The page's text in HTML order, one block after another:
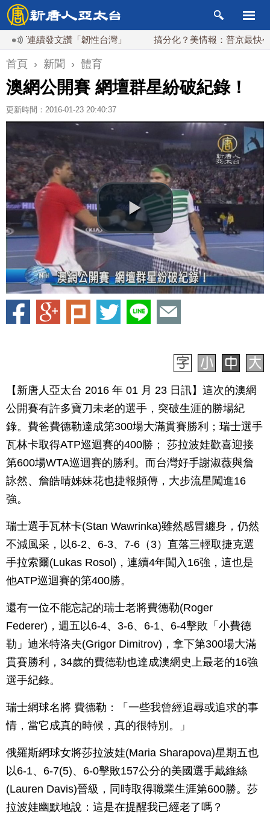
續發文讚「韌性台灣」 搞分化？美情報：普京最快今秋 試
首頁 › 新聞 › 體育
澳網公開賽 網壇群星紛破紀錄！
更新時間：2016-01-23 20:40:37
【新唐人亞太台 2016 年 01 月 23 日訊】這次的澳網
公開賽有許多寶刀未老的選手，突破生涯的勝場紀
錄。費爸費德勒達成第300場大滿貫賽勝利；瑞士選手
瓦林卡取得ATP巡迴賽的400勝； 莎拉波娃歡喜迎接
第600場WTA巡迴賽的勝利。而台灣好手謝淑薇與詹
詠然、詹皓晴姊妹花也捷報頻傳，大步流星闖進16
強。
瑞士選手瓦林卡(Stan Wawrinka)雖然感冒纏身，仍然
不減風采，以6-2、6-3、7-6（3）直落三輕取捷克選
手拉索爾(Lukas Rosol)，連續4年闖入16強，這也是
他ATP巡迴賽的第400勝。
還有一位不能忘記的瑞士老將費德勒(Roger
Federer)，週五以6-4、3-6、6-1、6-4擊敗「小費德
勒」迪米特洛夫(Grigor Dimitrov)，拿下第300場大滿
貫賽勝利，34歲的費德勒也達成澳網史上最老的16強
選手紀錄。
瑞士網球名將 費德勒：「一些我曾經追尋或追求的事
情，當它成真的時候，真的很特別。」
俄羅斯網球女將莎拉波娃(Maria Sharapova)星期五也
以6-1、6-7(5)、6-0擊敗157公分的美國選手戴維絲
(Lauren Davis)晉級，同時取得職業生涯第600勝。莎
拉波娃幽默地說：這是在提醒我已經老了嗎？